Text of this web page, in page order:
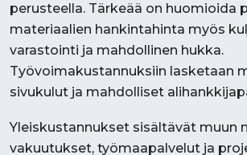
perusteella. Tärkeää on huomioida
materiaalien hankintahinta myös
varastointi ja mahdollinen hukka.
Työvoimakustannuksiin lasketaan
sivukulut ja mahdolliset
Yleiskustannukset sisältävät muun
vakuutukset, työmaapalvelut ja